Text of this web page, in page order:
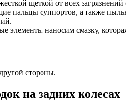
щеткой от всех загрязнений
пальцы суппортов, а также
наносим смазку,
стороны.
на задних колесах